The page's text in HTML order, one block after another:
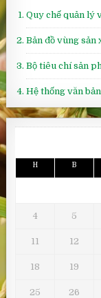
Quy chế quản lý
Bản đồ vùng sản
Bộ tiêu chí sản
Hệ thống văn
H B
4 5
11 12
18 19
25 26